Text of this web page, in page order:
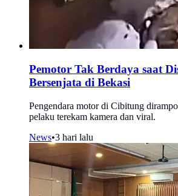
Pemotor Tak Berdaya saat
Bersenjata di Bekasi
Pengendara motor di Cibitung
pelaku terekam kamera dan viral.
News•3 hari lalu